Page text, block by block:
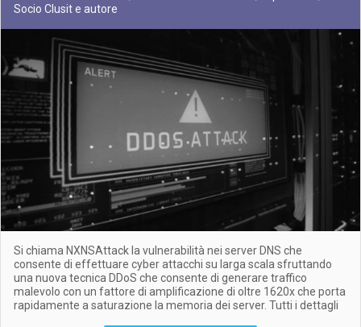
Socio Clusit e autore
Si chiama NXNSAttack la vulnerabilità nei server DNS che
consente di effettuare cyber attacchi su larga scala sfruttando
una nuova tecnica DDoS che consente di generare traffico
malevolo con un fattore di amplificazione di oltre 1620x che porta
rapidamente a saturazione la memoria dei server. Tutti i dettagli